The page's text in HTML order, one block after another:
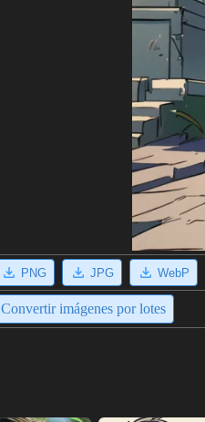
PNG JPG WebP
Convertir imágenes por lotes